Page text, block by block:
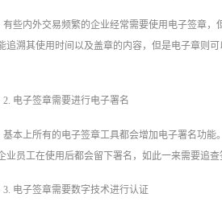
有些内外交易频繁的企业经常需要使用电子签章
追溯其使用时间以及盖章的内容，但是电子章则
2. 电子签章需要进行电子署名
基本上所有的电子签章工具都会增加电子署名功
业员工在使用后都会留下署名，如此一来需要追
3. 电子签章需要数字技术进行认证